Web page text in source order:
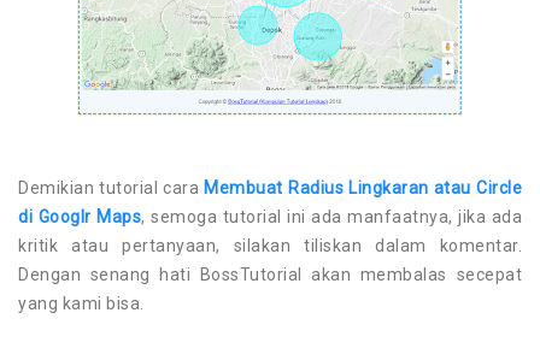
Demikian tutorial cara Membuat Radius Lingkaran atau Circle
di Googlr Maps, semoga tutorial ini ada manfaatnya, jika ada
kritik atau pertanyaan, silakan tiliskan dalam komentar.
Dengan senang hati BossTutorial akan membalas secepat
yang kami bisa.